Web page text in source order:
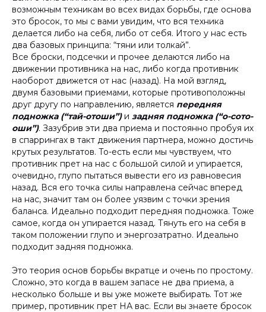
возможным техникам во всех видах борьбы, где основа
это бросок, то мы с вами увидим, что вся техника
делается либо на себя, либо от себя. Итого у нас есть
два базовых принципа: “тяни или толкай”.
Все броски, подсечки и прочее делаются либо на
движении противника на нас, либо когда противник
наоборот движется от нас (назад). На мой взгляд,
двумя базовыми приемами, которые противоположны
друг другу по направлению, является передняя
подножка (“тай-отоши”)и задняя подножка (“о-сото-
оши”). Зазубрив эти два приема и постоянно пробуя их
в спаррингах в такт движения партнера, можно достичь
крутых результатов. То-есть если мы чувствуем, что
противник прет на нас с большой силой и упирается,
очевидно, глупо пытаться вывести его из равновесия
назад. Вся его точка силы направлена сейчас вперед
на нас, значит там он более уязвим с точки зрения
баланса. Идеально подходит передняя подножка. Тоже
самое, когда он упирается назад. Тянуть его на себя в
таком положении глупо и энергозатратно. Идеально
подходит задняя подножка.
Это теория основ борьбы вкратце и очень по простому.
Сложно, это когда в вашем запасе не два приема, а
несколько больше и вы уже можете выбирать. Тот же
пример, противник прет НА вас. Если вы знаете бросок